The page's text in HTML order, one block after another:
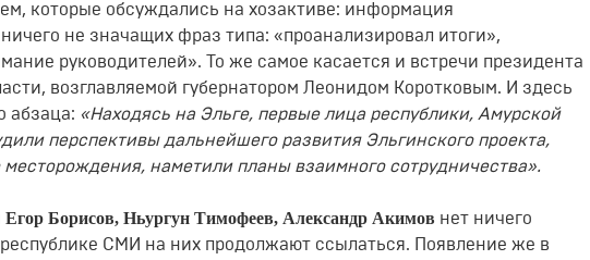
которые обсуждались на хозактиве: информация
не значащих фраз типа: «проанализировал итоги»,
руководителей». То же самое касается и встречи президента
возглавляемой губернатором Леонидом Коротковым. И здесь
абзаца: «Находясь на Эльге, первые лица республики, Амурской
перспективы дальнейшего развития Эльгинского проекта,
месторождения, наметили планы взаимного сотрудничества».
Егор Борисов, Ньургун Тимофеев, Александр Акимов нет ничего
СМИ на них продолжают ссылаться. Появление же в